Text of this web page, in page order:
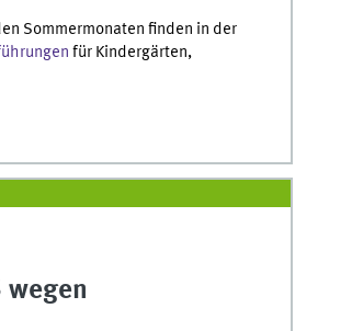
Sommermonaten finden in der
für Kindergärten,
wegen